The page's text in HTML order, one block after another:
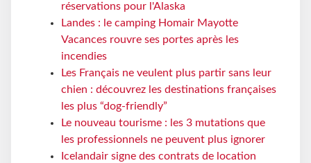
réservations pour l'Alaska
Landes : le camping Homair Mayotte
Vacances rouvre ses portes après les
incendies
Les Français ne veulent plus partir sans leur
chien : découvrez les destinations françaises
les plus “dog-friendly”
Le nouveau tourisme : les 3 mutations que
les professionnels ne peuvent plus ignorer
Icelandair signe des contrats de location